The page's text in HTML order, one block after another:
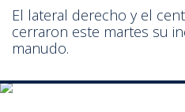
El lateral derecho y el
cerraron este martes su
manudo.